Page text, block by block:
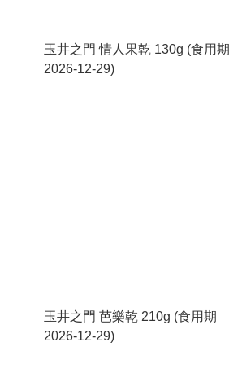
玉井之門 情人果乾 130g (食用期
2026-12-29)
玉井之門 芭樂乾 210g (食用期
2026-12-29)